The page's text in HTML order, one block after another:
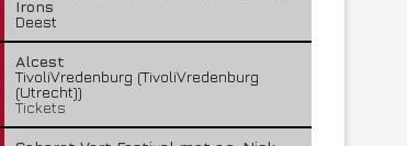
Irons
Deest
Alcest
TivoliVredenburg (TivoliVredenburg
(Utrecht))
Tickets